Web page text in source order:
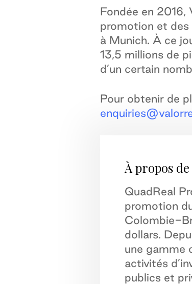
Fondée en 2016,
promotion et des
à Munich. À ce
13,5 millions de
d’un certain
Pour obtenir de
À propos
QuadReal
promotion
Colombie-
dollars.
une gamme
activités
publics et